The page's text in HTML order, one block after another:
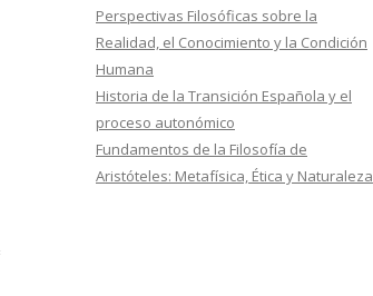
Perspectivas Filosóficas sobre la
Realidad, el Conocimiento y la Condición
Humana
Historia de la Transición Española y el
proceso autonómico
Fundamentos de la Filosofía de
Aristóteles: Metafísica, Ética y Naturaleza